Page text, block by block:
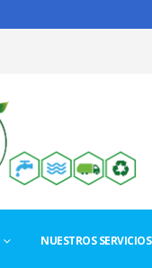
NUESTROS SERVICIOS